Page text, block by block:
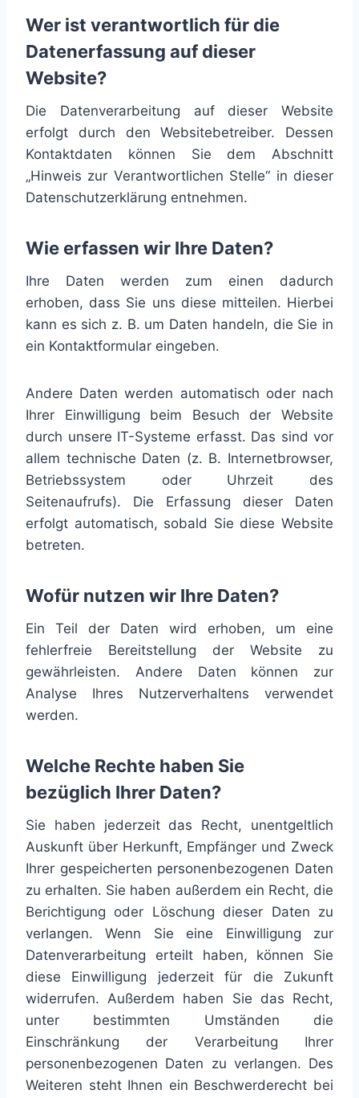
Wer ist verantwortlich für die
Datenerfassung auf dieser
Website?
Die Datenverarbeitung auf dieser Website
erfolgt durch den Websitebetreiber. Dessen
Kontaktdaten können Sie dem Abschnitt
„Hinweis zur Verantwortlichen Stelle“ in dieser
Datenschutzerklärung entnehmen.
Wie erfassen wir Ihre Daten?
Ihre Daten werden zum einen dadurch
erhoben, dass Sie uns diese mitteilen. Hierbei
kann es sich z. B. um Daten handeln, die Sie in
ein Kontaktformular eingeben.
Andere Daten werden automatisch oder nach
Ihrer Einwilligung beim Besuch der Website
durch unsere IT-Systeme erfasst. Das sind vor
allem technische Daten (z. B. Internetbrowser,
Betriebssystem oder Uhrzeit des
Seitenaufrufs). Die Erfassung dieser Daten
erfolgt automatisch, sobald Sie diese Website
betreten.
Wofür nutzen wir Ihre Daten?
Ein Teil der Daten wird erhoben, um eine
fehlerfreie Bereitstellung der Website zu
gewährleisten. Andere Daten können zur
Analyse Ihres Nutzerverhaltens verwendet
werden.
Welche Rechte haben Sie
bezüglich Ihrer Daten?
Sie haben jederzeit das Recht, unentgeltlich
Auskunft über Herkunft, Empfänger und Zweck
Ihrer gespeicherten personenbezogenen Daten
zu erhalten. Sie haben außerdem ein Recht, die
Berichtigung oder Löschung dieser Daten zu
verlangen. Wenn Sie eine Einwilligung zur
Datenverarbeitung erteilt haben, können Sie
diese Einwilligung jederzeit für die Zukunft
widerrufen. Außerdem haben Sie das Recht,
unter bestimmten Umständen die
Einschränkung der Verarbeitung Ihrer
personenbezogenen Daten zu verlangen. Des
Weiteren steht Ihnen ein Beschwerderecht bei